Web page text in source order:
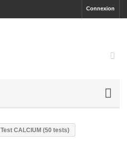
Connexion
Test CALCIUM (50 tests)